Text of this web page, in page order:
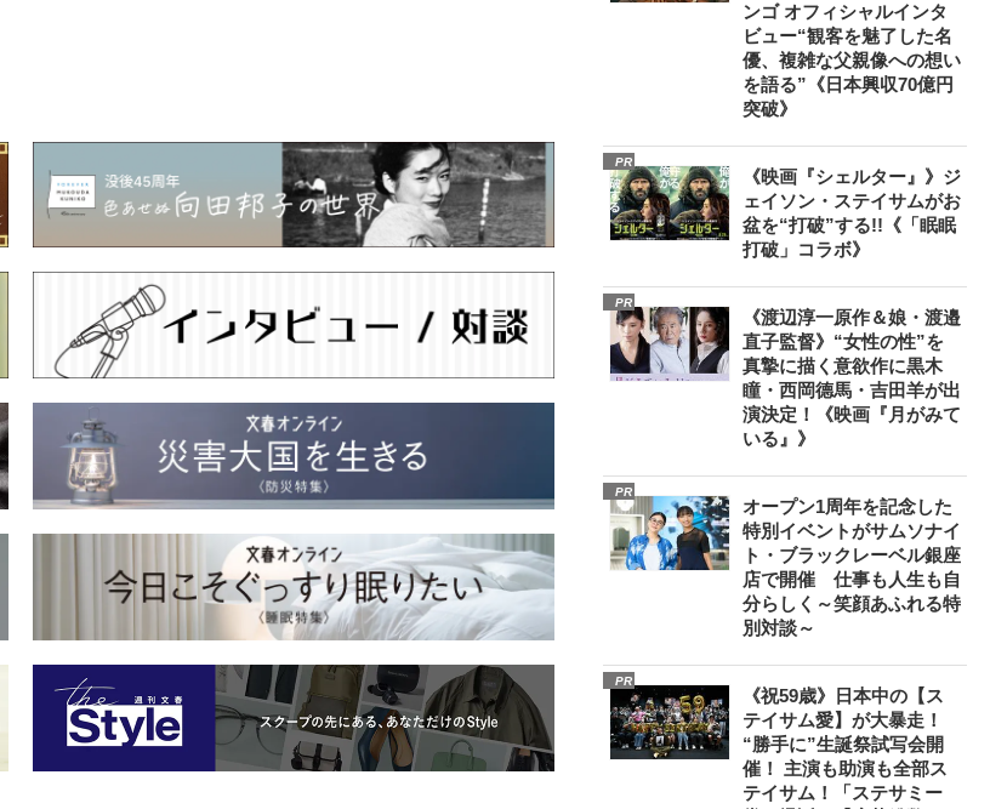
ンゴ オフィシャルインタ
ビュー“観客を魅了した名
優、複雑な父親像への想い
を語る”《日本興収70億円
突破》
PR
《映画『シェルター』》ジ
ェイソン・ステイサムがお
盆を“打破”する!!《「眠眠
打破」コラボ》
PR
《渡辺淳一原作＆娘・渡邉
直子監督》“女性の性”を
真摯に描く意欲作に黒木
瞳・西岡德馬・吉田羊が出
演決定！《映画『月がみて
いる』》
PR
オープン1周年を記念した
特別イベントがサムソナイ
ト・ブラックレーベル銀座
店で開催 仕事も人生も自
分らしく～笑顔あふれる特
別対談～
PR
《祝59歳》日本中の【ス
テイサム愛】が大暴走！
“勝手に”生誕祭試写会開
催！ 主演も助演も全部ス
テイサム！「ステサミー